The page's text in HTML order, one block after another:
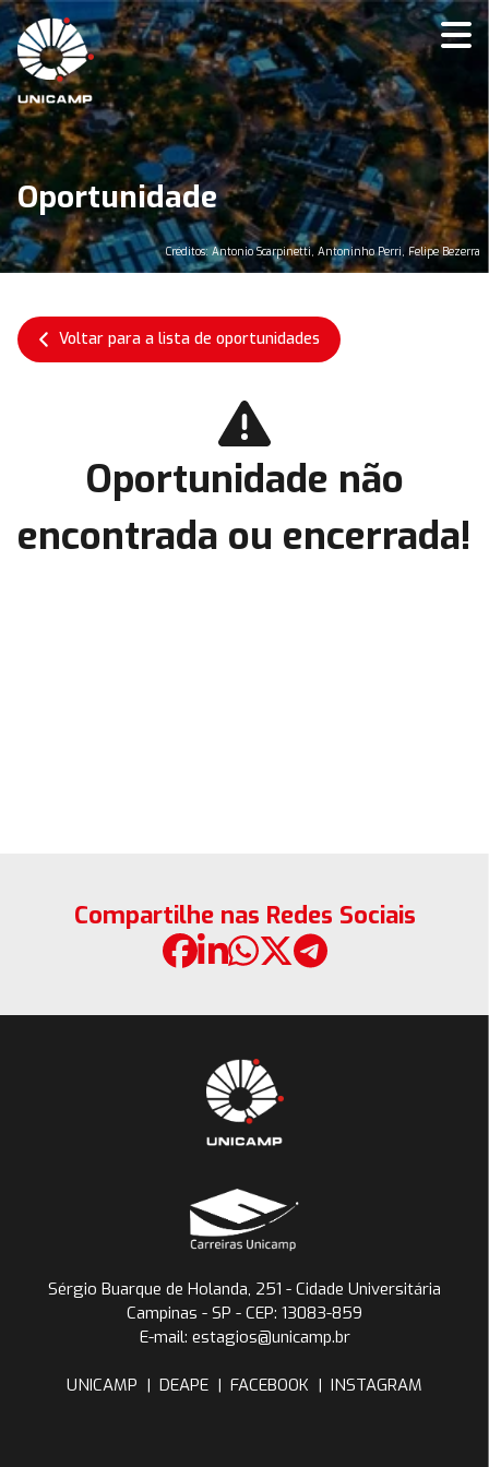
Oportunidade
Créditos: Antonio Scarpinetti, Antoninho Perri, Felipe Bezerra
Voltar para a lista de oportunidades
Oportunidade não
encontrada ou encerrada!
Compartilhe nas Redes Sociais
Sérgio Buarque de Holanda, 251 - Cidade Universitária
Campinas - SP - CEP: 13083-859
E-mail: estagios@unicamp.br
UNICAMP | DEAPE | FACEBOOK | INSTAGRAM